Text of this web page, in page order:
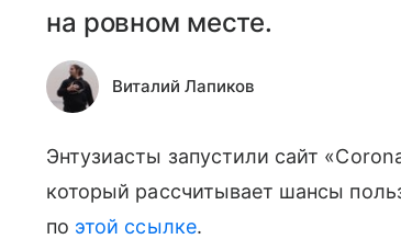
на ровном месте.
Виталий Лапиков
Энтузиасты запустили сайт
который рассчитывает шансы
по этой ссылке.